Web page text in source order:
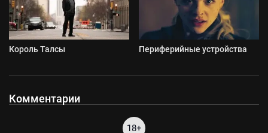
Король Талсы Периферийные устройства
Комментарии
18+